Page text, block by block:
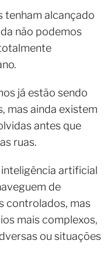
tenham alcançado
não podemos
já estão sendo
mas ainda existem
antes que
ruas.
artificial
de
controlados, mas
mais complexos,
ou situações